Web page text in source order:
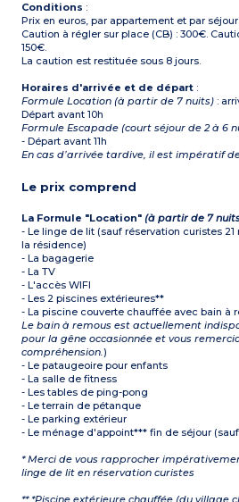
Conditions :
Prix en euros, par appartement et par séjour.
Caution à régler sur place (CB) : 300€.
150€.
La caution est restituée sous 8 jours.
Horaires d'arrivée et de départ :
Formule Location (à partir de 7 nuits) :
Départ avant 10h
Formule Escapade (court séjour de 2 à 6
- Départ avant 11h
En cas d’arrivée tardive, il est impératif
Le prix comprend
La Formule "Location"(à partir de 7
- Le linge de lit (sauf réservation curistes
la résidence)
- La bagagerie
- La TV
- L'accès WIFI
- Les 2 piscines extérieures**
- La piscine couverte chauffée avec bain à
Le bain à remous est actuellement
pour la gêne occasionnée et vous
compréhension.)
- Le pataugeoire pour enfants
- La salle de fitness
- Les tables de ping-pong
- Le terrain de pétanque
- Le parking extérieur
- Le ménage d'appoint*** fin de séjour
* Merci de vous rapprocher
linge de lit en réservation curistes